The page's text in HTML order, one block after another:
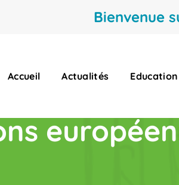
Bienvenue
Accueil Actualités Education